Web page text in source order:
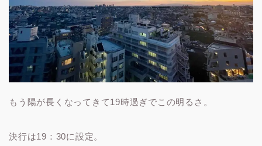
もう陽が長くなってきて19時過ぎでこの明るさ。
決行は19：30に設定。